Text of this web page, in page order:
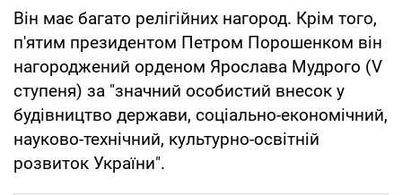
Він має багато релігійних нагород. Крім того,
п'ятим президентом Петром Порошенком він
нагороджений орденом Ярослава Мудрого (V
ступеня) за "значний особистий внесок у
будівництво держави, соціально-економічний,
науково-технічний, культурно-освітній
розвиток України".